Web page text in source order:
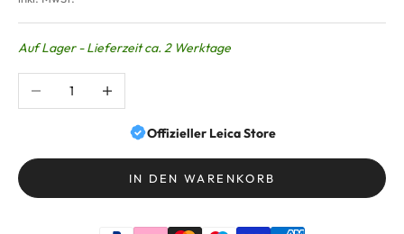
Auf Lager - Lieferzeit ca. 2 Werktage
Anzahl verringernAnzahl erhöhen
Offizieller Leica Store
IN DEN WARENKORB